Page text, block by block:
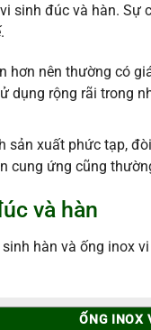
sinh đúc và hàn. Sự
hơn nên thường có
dụng rộng rãi trong
sản xuất phức tạp,
cung ứng cũng
và hàn
hàn và ống inox
ỐNG INOX